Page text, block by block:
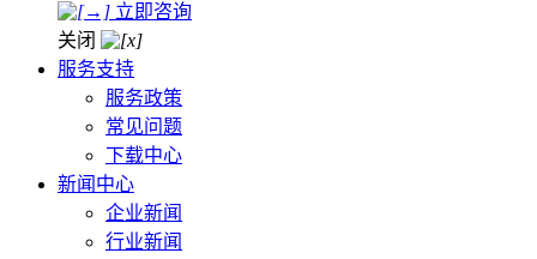
立即咨询
关闭
服务支持
服务政策
常见问题
下载中心
新闻中心
企业新闻
行业新闻